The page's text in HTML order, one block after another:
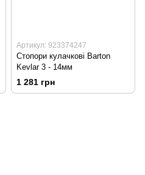
Артикул: 923374247
Стопори кулачкові Barton
Kevlar 3 - 14мм
1 281 грн